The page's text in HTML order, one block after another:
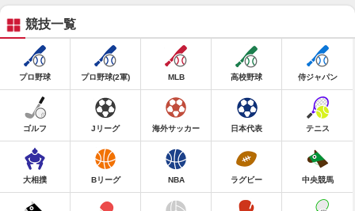
競技一覧
プロ野球 プロ野球(2軍) MLB 高校野球 侍ジャパン
ゴルフ Jリーグ 海外サッカー 日本代表 テニス
大相撲 Bリーグ NBA ラグビー 中央競馬